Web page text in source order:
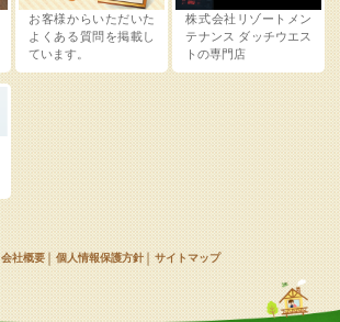
お客様からいただいた
よくある質問を掲載し
ています。
株式会社リゾートメン
テナンス ダッチウエス
トの専門店
会社概要 個人情報保護方針 サイトマップ